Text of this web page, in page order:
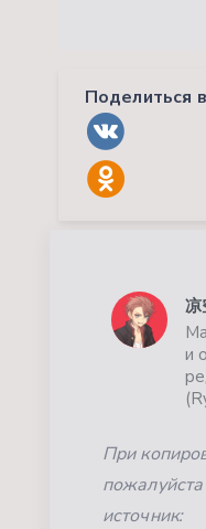
Поделиться
и
При
источник: